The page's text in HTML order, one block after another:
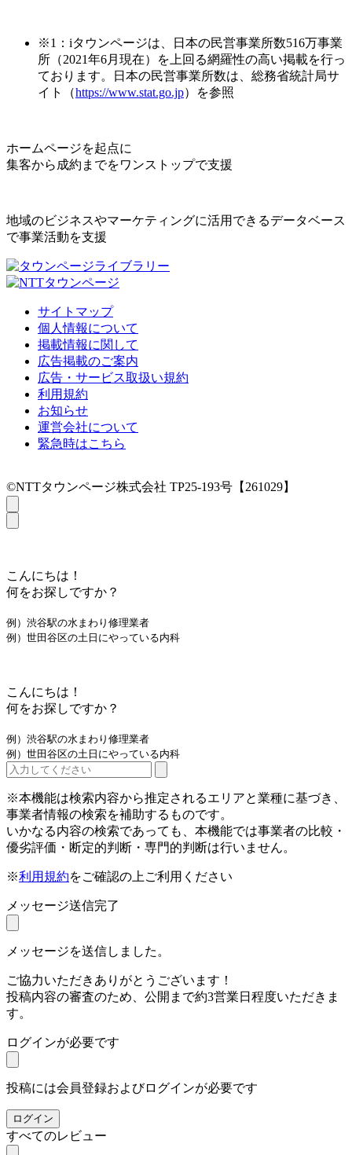
※1：iタウンページは、日本の民営事業所数516万事業
所（2021年6月現在）を上回る網羅性の高い掲載を行っ
ております。日本の民営事業所数は、総務省統計局サ
イト（https://www.stat.go.jp）を参照
ホームページを起点に
集客から成約までをワンストップで支援
地域のビジネスやマーケティングに活用できるデータベース
で事業活動を支援
サイトマップ
個人情報について
掲載情報に関して
広告掲載のご案内
広告・サービス取扱い規約
利用規約
お知らせ
運営会社について
緊急時はこちら
©NTTタウンページ株式会社 TP25-193号【261029】
こんにちは！
何をお探しですか？
例）渋谷駅の水まわり修理業者
例）世田谷区の土日にやっている内科
こんにちは！
何をお探しですか？
例）渋谷駅の水まわり修理業者
例）世田谷区の土日にやっている内科
※本機能は検索内容から推定されるエリアと業種に基づき、
事業者情報の検索を補助するものです。
いかなる内容の検索であっても、本機能では事業者の比較・
優劣評価・断定的判断・専門的判断は行いません。
※利用規約をご確認の上ご利用ください
メッセージ送信完了
メッセージを送信しました。
ご協力いただきありがとうございます！
投稿内容の審査のため、公開まで約3営業日程度いただきま
す。
ログインが必要です
投稿には会員登録およびログインが必要です
ログイン
すべてのレビュー